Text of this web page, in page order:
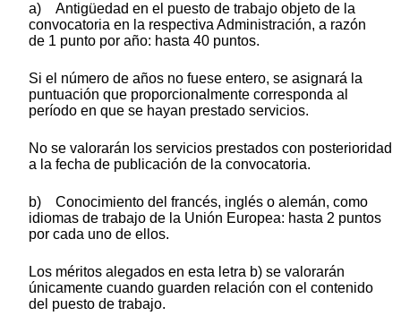
a) Antigüedad en el puesto de trabajo objeto de la
convocatoria en la respectiva Administración, a razón
de 1 punto por año: hasta 40 puntos.
Si el número de años no fuese entero, se asignará la
puntuación que proporcionalmente corresponda al
período en que se hayan prestado servicios.
No se valorarán los servicios prestados con posterioridad
a la fecha de publicación de la convocatoria.
b) Conocimiento del francés, inglés o alemán, como
idiomas de trabajo de la Unión Europea: hasta 2 puntos
por cada uno de ellos.
Los méritos alegados en esta letra b) se valorarán
únicamente cuando guarden relación con el contenido
del puesto de trabajo.